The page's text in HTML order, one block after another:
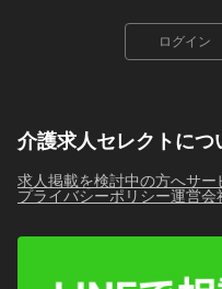
ログイン
介護求人セレクトにつ
求人掲載を検討中の方へサー
プライバシーポリシー運営会